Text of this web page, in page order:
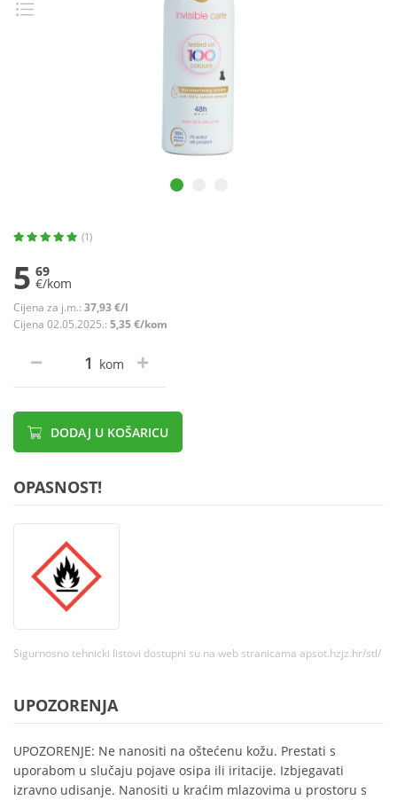
(1)
5 69
€/kom
Cijena za j.m.: 37,93 €/l
Cijena 02.05.2025.: 5,35 €/kom
kom
DODAJ U KOŠARICU
OPASNOST!
Sigurnosno tehnicki listovi dostupni su na web stranicama apsot.hzjz.hr/stl/
UPOZORENJA
UPOZORENJE: Ne nanositi na oštećenu kožu. Prestati s
uporabom u slučaju pojave osipa ili iritacije. Izbjegavati
izravno udisanje. Nanositi u kraćim mlazovima u prostoru s